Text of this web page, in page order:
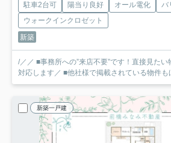
駐車2台可 陽当り良好 オール電化 バ
ウォークインクロゼット
新築
/／／ ■事務所への”来店不要”です！直接見た
対応します／ ■他社様で掲載されている物件も
新築一戸建